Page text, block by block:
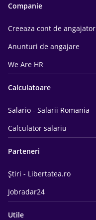
Companie
Creeaza cont de angajator
Anunturi de angajare
We Are HR
Calculatoare
Salario - Salarii Romania
Calculator salariu
Parteneri
Știri - Libertatea.ro
Jobradar24
Utile